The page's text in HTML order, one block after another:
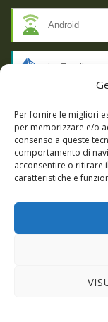
Per fornire le migliori
per memorizzare e/o
consenso a queste
comportamento di
acconsentire o ritirare
caratteristiche e
Android
by Email
RSS
SSL SECURE
Giochi